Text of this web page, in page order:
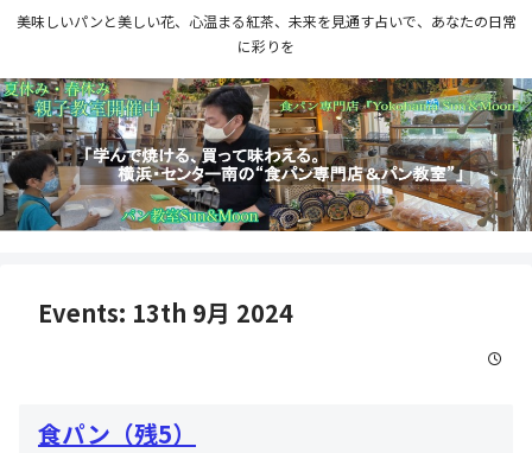
美味しいパンと美しい花、心温まる紅茶、未来を見通す占いで、あなたの日常
に彩りを
Events: 13th 9月 2024
食パン（残5）